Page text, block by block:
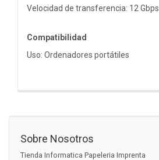
Velocidad de transferencia: 12 Gbps
Compatibilidad
Uso: Ordenadores portátiles
Sobre Nosotros
Tienda Informatica Papeleria Imprenta